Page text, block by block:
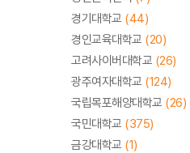
경기대학교 (44)
경인교육대학교 (20)
고려사이버대학교 (26)
광주여자대학교 (124)
국립목포해양대학교 (26)
국민대학교 (375)
금강대학교 (1)